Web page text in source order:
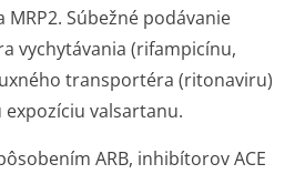
Súbežné podávanie
vychytávania (rifampicínu,
transportéra (ritonaviru)
valsartanu.
ARB, inhibítorov ACE